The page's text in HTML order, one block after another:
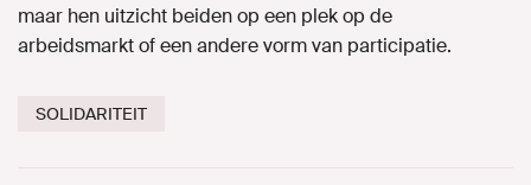
maar hen uitzicht beiden op een plek op de
arbeidsmarkt of een andere vorm van participatie.
SOLIDARITEIT